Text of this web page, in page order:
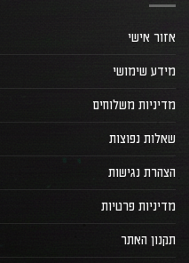
אזור אישי
מידע שימושי
מדיניות משלוחים
שאלות נפוצות
הצהרת נגישות
מדיניות פרטיות
תקנון האתר